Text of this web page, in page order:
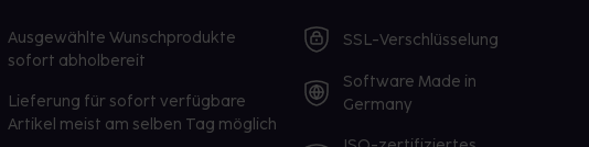
Ausgewählte Wunschprodukte
sofort abholbereit
Lieferung für sofort verfügbare
Artikel meist am selben Tag möglich
SSL-Verschlüsselung
Software Made in
Germany